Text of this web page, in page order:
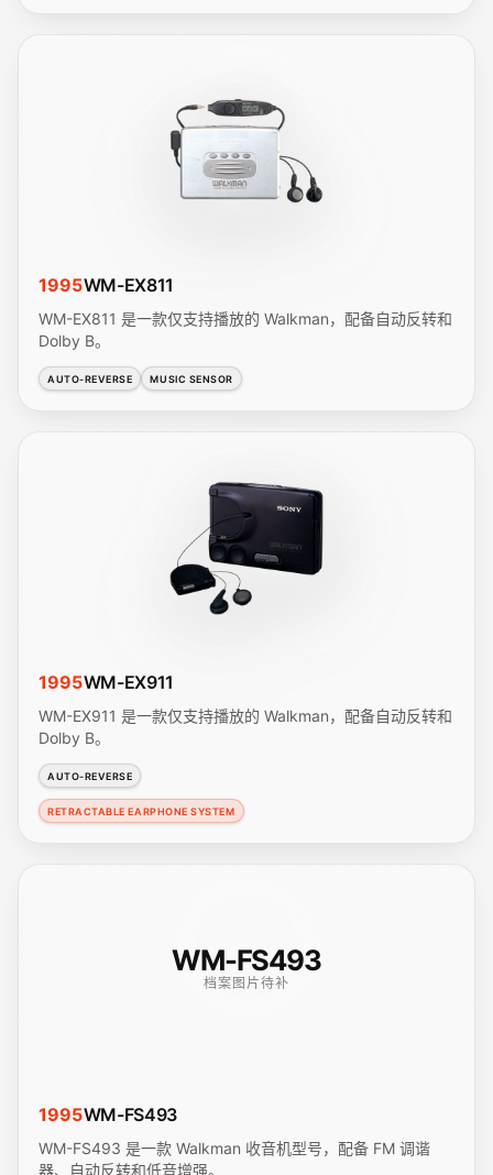
1995WM-EX811
WM-EX811 是一款仅支持播放的 Walkman，配备自动反转和
Dolby B。
AUTO-REVERSE MUSIC SENSOR
1995WM-EX911
WM-EX911 是一款仅支持播放的 Walkman，配备自动反转和
Dolby B。
AUTO-REVERSE
RETRACTABLE EARPHONE SYSTEM
WM-FS493
档案图片待补
1995WM-FS493
WM-FS493 是一款 Walkman 收音机型号，配备 FM 调谐
器、自动反转和低音增强。